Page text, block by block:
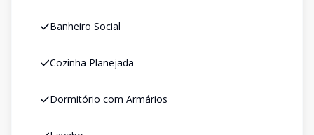
Banheiro Social
Cozinha Planejada
Dormitório com Armários